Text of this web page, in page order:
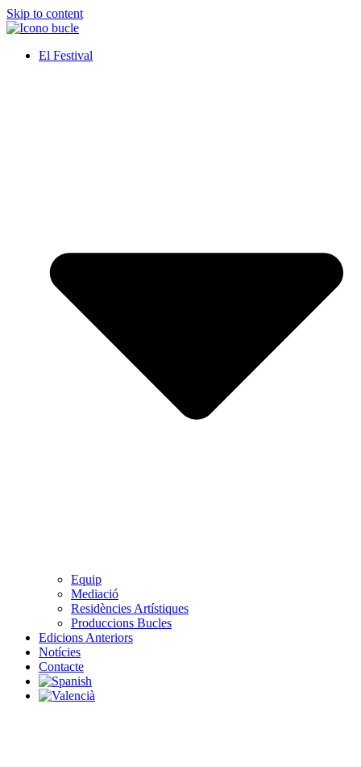
Skip to content
El Festival
Equip
Mediació
Residències Artístiques
Produccions Bucles
Edicions Anteriors
Notícies
Contacte